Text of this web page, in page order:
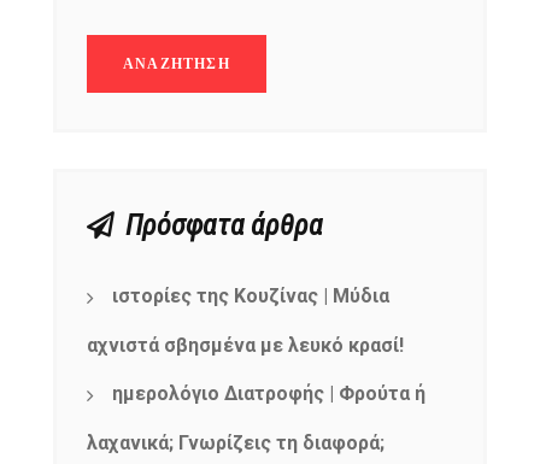
Πρόσφατα άρθρα
ιστορίες της Κουζίνας | Μύδια
αχνιστά σβησμένα με λευκό κρασί!
ημερολόγιο Διατροφής | Φρούτα ή
λαχανικά; Γνωρίζεις τη διαφορά;